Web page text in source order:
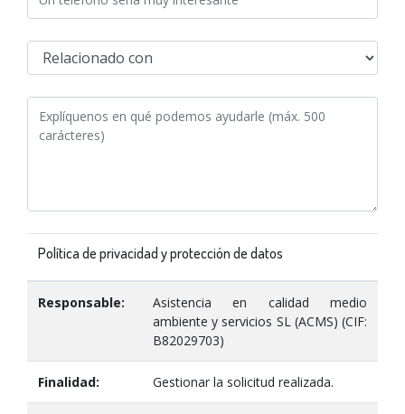
Política de privacidad y protección de datos
Responsable:
Asistencia en calidad medio
ambiente y servicios SL (ACMS) (CIF:
B82029703)
Finalidad: Gestionar la solicitud realizada.